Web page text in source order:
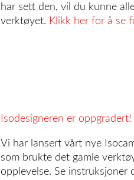
har sett den, vil du kunne
verktøyet. Klikk her for å se
Isodesigneren er oppgradert!
Vi har lansert vårt nye
som brukte det gamle
opplevelse. Se instruksjoner